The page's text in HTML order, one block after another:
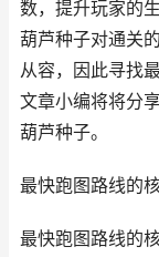
数，提升玩家的
葫芦种子对通关
从容，因此寻找
文章小编将将分
葫芦种子。
最快跑图路线的
最快跑图路线的